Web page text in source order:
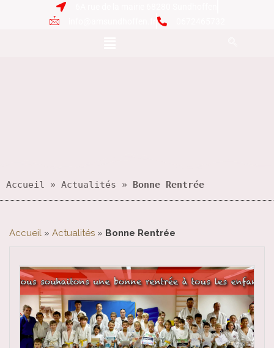
Accueil » Actualités » Bonne Rentrée
Accueil » Actualités » Bonne Rentrée